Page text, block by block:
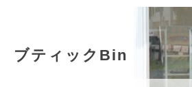
ブティックBin